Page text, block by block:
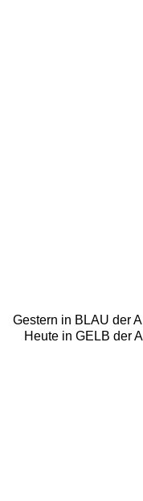
Gestern in BLAU der
Heute in GELB der